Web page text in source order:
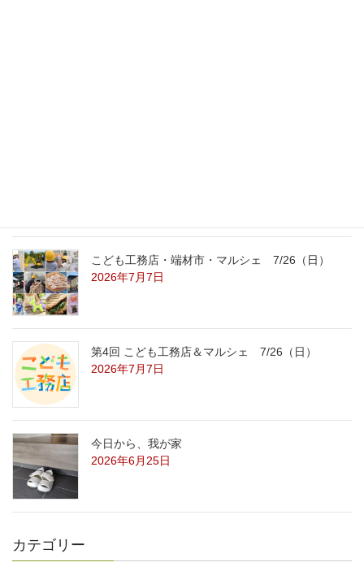
こども工務店・端材市・マルシェ 7/26（日）
2026年7月7日
第4回 こども工務店＆マルシェ 7/26（日）
2026年7月7日
今日から、我が家
2026年6月25日
カテゴリー